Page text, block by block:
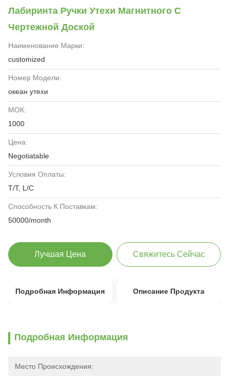
Лабиринта Ручки Утехи Магнитного С
Чертежной Доской
Наименование Марки:
customized
Номер Модели:
океан утехи
МОК:
1000
Цена:
Negotiatable
Условия Оплаты:
T/T, L/C
Способность К Поставкам:
50000/month
Лучшая Цена Свяжитесь Сейчас
Подробная Информация Описание Продукта
Подробная Информация
Место Происхождения: